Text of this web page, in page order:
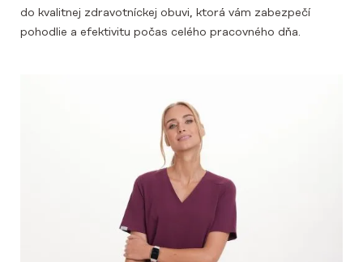
do kvalitnej zdravotníckej obuvi, ktorá vám zabezpečí
pohodlie a efektivitu počas celého pracovného dňa.